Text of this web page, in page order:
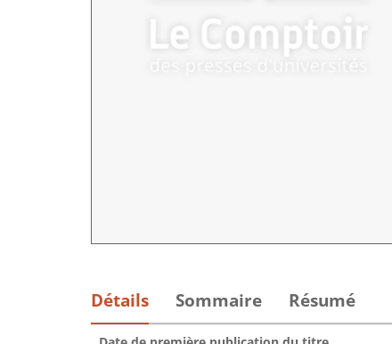
Détails Sommaire Résumé